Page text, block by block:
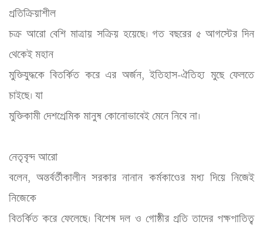
প্রতিক্রিয়াশীল
চক্র আরো বেশি মাত্রায় সক্রিয় হয়েছে। গত বছরের ৫ আগস্টের দিন
থেকেই মহান
মুক্তিযুদ্ধকে বিতর্কিত করে এর অর্জন, ইতিহাস-ঐতিহ্য মুছে ফেলতে
চাইছে। যা
মুক্তিকামী দেশপ্রেমিক মানুষ কোনোভাবেই মেনে নিবে না।
নেতৃবৃন্দ আরো
বলেন, অন্তর্বর্তীকালীন সরকার নানান কর্মকাণ্ডের মধ্য দিয়ে নিজেই
নিজেকে
বিতর্কিত করে ফেলেছে। বিশেষ দল ও গোষ্ঠীর প্রতি তাদের পক্ষপাতিত্ব